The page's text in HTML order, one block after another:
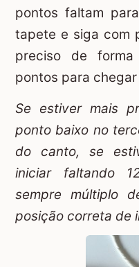
pontos faltam
tapete e siga com
preciso de
pontos para
Se estiver mais
ponto baixo no
do canto, se
iniciar faltando
sempre múltiplo
posição correta de